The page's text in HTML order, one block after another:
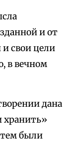
и от
свои цели
в вечном
дана
хранить»
были